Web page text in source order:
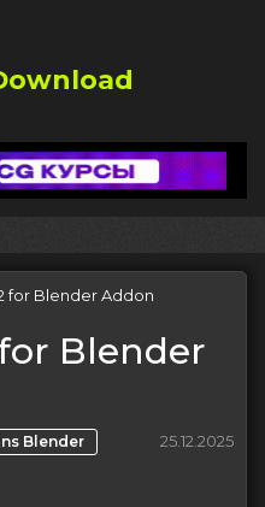
for Blender Addon
for Blender
Blender 25.12.2025